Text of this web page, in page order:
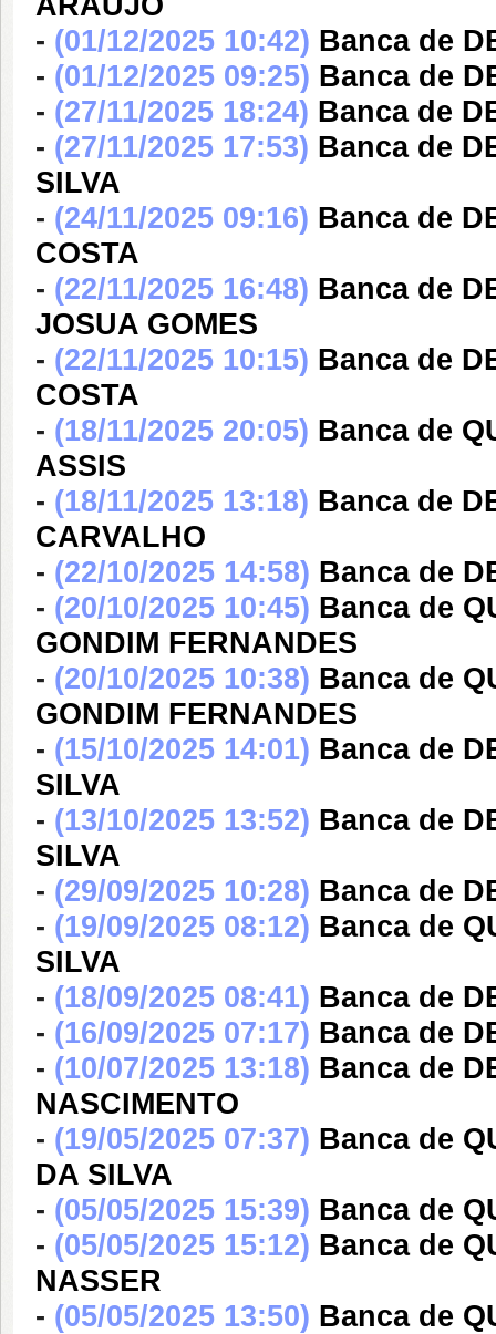
- (01/12/2025 10:42) Banca de
- (01/12/2025 09:25) Banca de
- (27/11/2025 18:24) Banca de
- (27/11/2025 17:53) Banca de
SILVA
- (24/11/2025 09:16) Banca de
COSTA
- (22/11/2025 16:48) Banca de
JOSUA GOMES
- (22/11/2025 10:15) Banca de
COSTA
- (18/11/2025 20:05) Banca de
ASSIS
- (18/11/2025 13:18) Banca de
CARVALHO
- (22/10/2025 14:58) Banca de
- (20/10/2025 10:45) Banca de
GONDIM FERNANDES
- (20/10/2025 10:38) Banca de
GONDIM FERNANDES
- (15/10/2025 14:01) Banca de
SILVA
- (13/10/2025 13:52) Banca de
SILVA
- (29/09/2025 10:28) Banca de
- (19/09/2025 08:12) Banca de
SILVA
- (18/09/2025 08:41) Banca de
- (16/09/2025 07:17) Banca de
- (10/07/2025 13:18) Banca de
NASCIMENTO
- (19/05/2025 07:37) Banca de
DA SILVA
- (05/05/2025 15:39) Banca de
- (05/05/2025 15:12) Banca de
NASSER
- (05/05/2025 13:50) Banca de